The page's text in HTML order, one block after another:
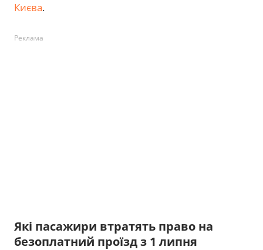
Києва.
Реклама
Які пасажири втратять право на
безоплатний проїзд з 1 липня